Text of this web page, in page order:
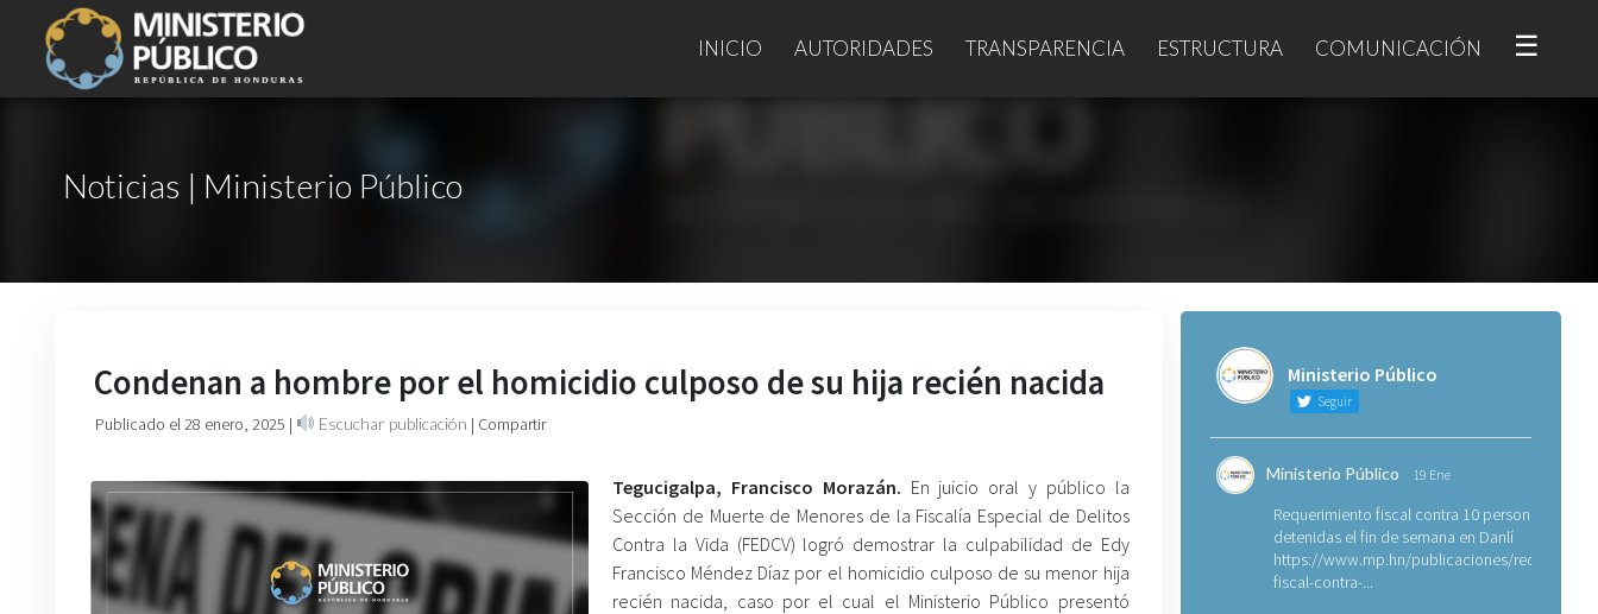
INICIO AUTORIDADES TRANSPARENCIA ESTRUCTURA COMUNICACIÓN ☰
Noticias | Ministerio Público
Condenan a hombre por el homicidio culposo de su hija recién nacida
Publicado el 28 enero, 2025 | Escuchar publicación | Compartir
Tegucigalpa, Francisco Morazán. En juicio oral y público la
Sección de Muerte de Menores de la Fiscalía Especial de Delitos
Contra la Vida (FEDCV) logró demostrar la culpabilidad de Edy
Francisco Méndez Díaz por el homicidio culposo de su menor hija
recién nacida, caso por el cual el Ministerio Público presentó
Ministerio Público
Seguir
Ministerio Público 19 Ene
Requerimiento fiscal contra 10 personas
detenidas el fin de semana en Danlí
https://www.mp.hn/publicaciones/
fiscal-contra-...